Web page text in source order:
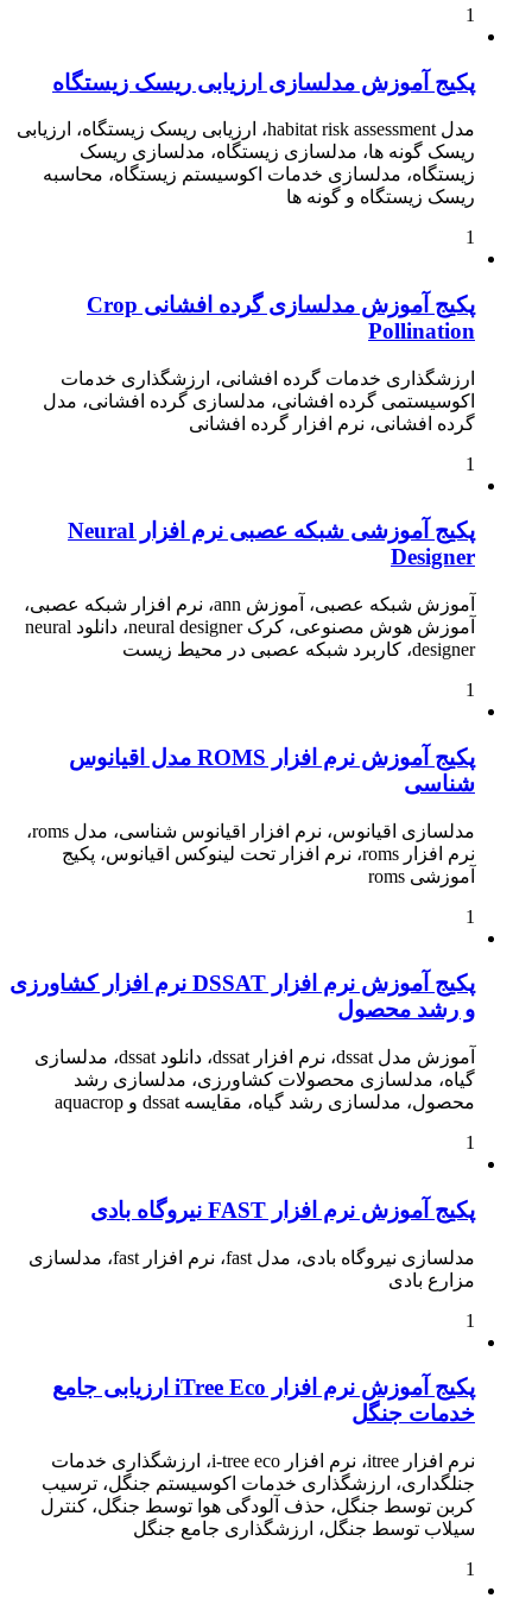
1
پکیج آموزش مدلسازی ارزیابی ریسک زیستگاه
مدل habitat risk assessment، ارزیابی ریسک زیستگاه، ارزیابی
ریسک گونه ها، مدلسازی زیستگاه، مدلسازی ریسک
زیستگاه، مدلسازی خدمات اکوسیستم زیستگاه، محاسبه
ریسک زیستگاه و گونه ها
1
پکیج آموزش مدلسازی گرده افشانی Crop
Pollination
ارزشگذاری خدمات گرده افشانی، ارزشگذاری خدمات
اکوسیستمی گرده افشانی، مدلسازی گرده افشانی، مدل
گرده افشانی، نرم افزار گرده افشانی
1
پکیج آموزشی شبکه عصبی نرم افزار Neural
Designer
آموزش شبکه عصبی، آموزش ann، نرم افزار شبکه عصبی،
آموزش هوش مصنوعی، کرک neural designer، دانلود neural
designer، کاربرد شبکه عصبی در محیط زیست
1
پکیج آموزش نرم افزار ROMS مدل اقیانوس
شناسی
مدلسازی اقیانوس، نرم افزار اقیانوس شناسی، مدل roms،
نرم افزار roms، نرم افزار تحت لینوکس اقیانوس، پکیج
آموزشی roms
1
پکیج آموزش نرم افزار DSSAT نرم افزار کشاورزی
و رشد محصول
آموزش مدل dssat، نرم افزار dssat، دانلود dssat، مدلسازی
گیاه، مدلسازی محصولات کشاورزی، مدلسازی رشد
محصول، مدلسازی رشد گیاه، مقایسه dssat و aquacrop
1
پکیج آموزش نرم افزار FAST نیروگاه بادی
مدلسازی نیروگاه بادی، مدل fast، نرم افزار fast، مدلسازی
مزارع بادی
1
پکیج آموزش نرم افزار iTree Eco ارزیابی جامع
خدمات جنگل
نرم افزار itree، نرم افزار i-tree eco، ارزشگذاری خدمات
جنلگداری، ارزشگذاری خدمات اکوسیستم جنگل، ترسیب
کربن توسط جنگل، حذف آلودگی هوا توسط جنگل، کنترل
سیلاب توسط جنگل، ارزشگذاری جامع جنگل
1